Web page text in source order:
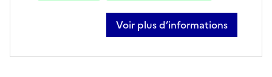
Voir plus d’informations
sur christophe prunier